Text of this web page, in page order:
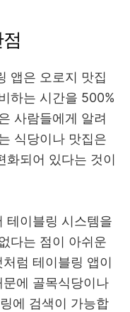
앱은 오로지 맛집
하는 시간을 500%
사람들에게 알려
식당이나 맛집은
화되어 있다는 것이
테이블링 시스템을
다는 점이 아쉬운
럼 테이블링 앱이
에 골목식당이나
에 검색이 가능합